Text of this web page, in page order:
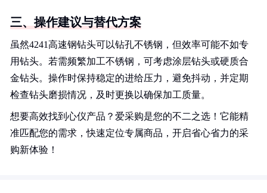
三、操作建议与替代方案
虽然4241高速钢钻头可以钻孔不锈钢，但效率可能不如专
用钻头。若需频繁加工不锈钢，可考虑涂层钻头或硬质合
金钻头。操作时保持稳定的进给压力，避免抖动，并定期
检查钻头磨损情况，及时更换以确保加工质量。
想要高效找到心仪产品？爱采购是您的不二之选！它能精
准匹配您的需求，快速定位专属商品，开启省心省力的采
购新体验！